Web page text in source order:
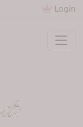
Login